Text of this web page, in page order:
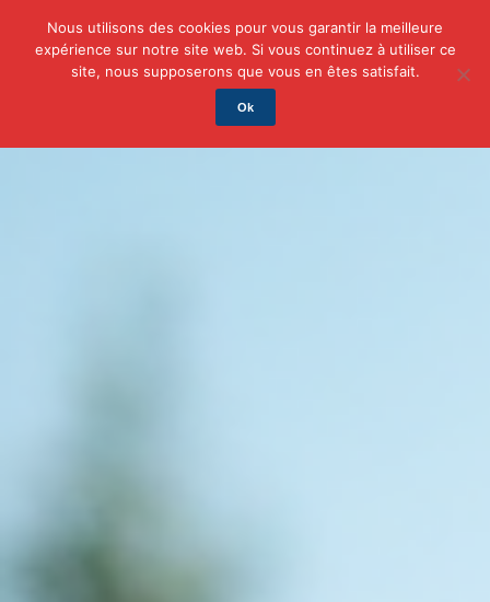
Auto/Moto Business Famille Finance
Nous utilisons des cookies pour vous garantir la meilleure
expérience sur notre site web. Si vous continuez à utiliser ce
site, nous supposerons que vous en êtes satisfait.
Ok